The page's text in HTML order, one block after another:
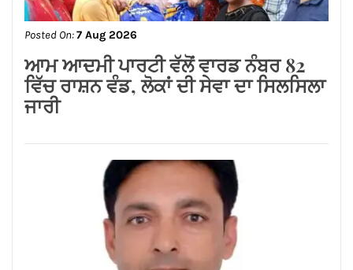
Posted On:7 Aug 2026
ਆਮ ਆਦਮੀ ਪਾਰਟੀ ਵੱਲੋਂ ਵਾਰਡ ਨੰਬਰ 82
ਵਿੱਚ ਰਾਸ਼ਨ ਵੰਡ, ਲੋਕਾਂ ਦੀ ਸੇਵਾ ਦਾ ਸਿਲਸਿਲਾ
ਜਾਰੀ